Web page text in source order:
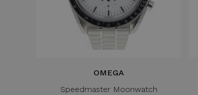
OMEGA
Speedmaster Moonwatch